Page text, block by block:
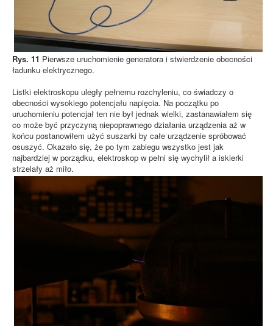
Rys. 11 Pierwsze uruchomienie generatora i stwierdzenie obecności
ładunku elektrycznego.
Listki elektroskopu uległy pełnemu rozchyleniu, co świadczy o
obecności wysokiego potencjału napięcia. Na początku po
uruchomieniu potencjał ten nie był jednak wielki, zastanawiałem się
co może być przyczyną niepoprawnego działania urządzenia aż w
końcu postanowiłem użyć suszarki by całe urządzenie spróbować
osuszyć. Okazało się, że po tym zabiegu wszystko jest jak
najbardziej w porządku, elektroskop w pełni się wychylił a iskierki
strzelały aż miło.